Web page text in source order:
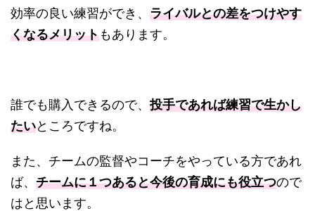
効率の良い練習ができ、 ライバルとの差をつけやす
くなるメリットもあります。
誰でも購入できるので、投手であれば練習で生かし
たいところですね。
また、チームの監督やコーチをやっている方であれ
ば、 チームに１つあると今後の育成にも役立つので
はと思います。